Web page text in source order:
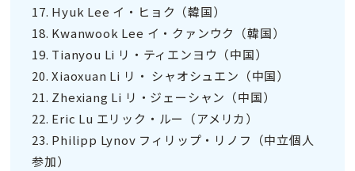
17. Hyuk Lee イ・ヒョク（韓国）
18. Kwanwook Lee イ・クァンウク（韓国）
19. Tianyou Li リ・ティエンヨウ （中国）
20. Xiaoxuan Li リ・ シャオシュエン（中国）
21. Zhexiang Li リ・ジェーシャン（中国）
22. Eric Lu エリック・ルー（アメリカ）
23. Philipp Lynov フィリップ・リノフ（中立個人
参加）